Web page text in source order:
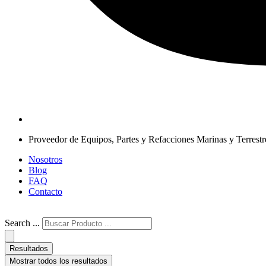
Proveedor de Equipos, Partes y Refacciones Marinas y
Nosotros
Blog
FAQ
Contacto
Search ...
Resultados
Mostrar todos los resultados